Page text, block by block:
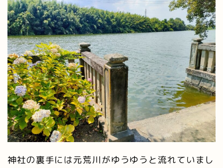
神社の裏手には元荒川がゆうゆうと流れていまし